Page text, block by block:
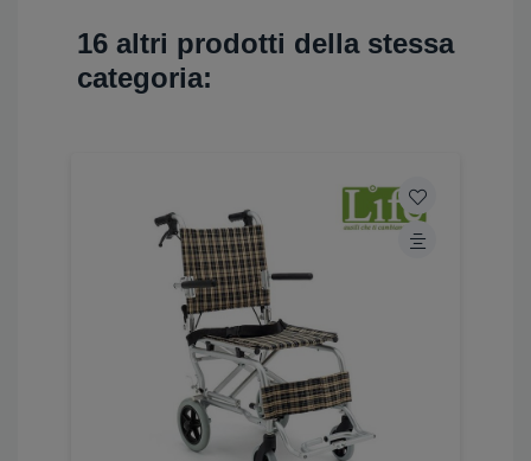
16 altri prodotti della stessa
categoria: